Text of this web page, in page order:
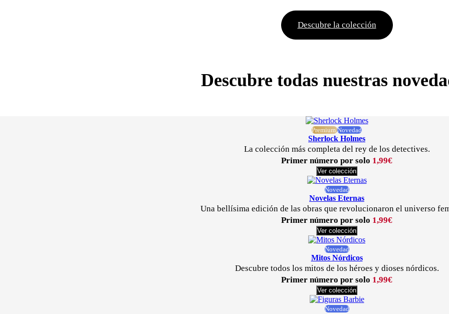
Descubre la colección
Descubre todas nuestras
PremiumNovedad
Sherlock Holmes
La colección más completa del rey de los detectives.
Primer número por solo 1,99€
Ver colección
Novedad
Novelas Eternas
Una bellísima edición de las obras que revolucionaron el universo
Primer número por solo 1,99€
Ver colección
Novedad
Mitos Nórdicos
Descubre todos los mitos de los héroes y dioses nórdicos.
Primer número por solo 1,99€
Ver colección
Novedad